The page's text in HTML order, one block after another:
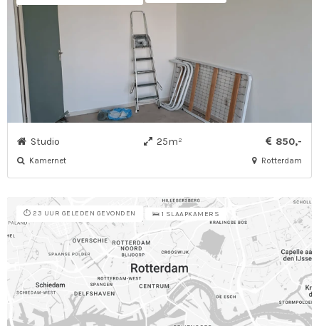
Studio 25m² 850,-
Kamernet Rotterdam
⏱️ 23 UUR GELEDEN GEVONDEN 🛌 1 SLAAPKAMERS